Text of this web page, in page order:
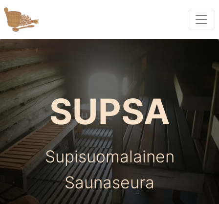
SUPSA
Supisuomalainen
Saunaseura